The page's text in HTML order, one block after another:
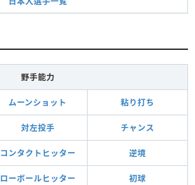
野手能力
ムーンショット 粘り打ち
対左投手 チャンス
コンタクトヒッター 逆境
ローボールヒッター 初球